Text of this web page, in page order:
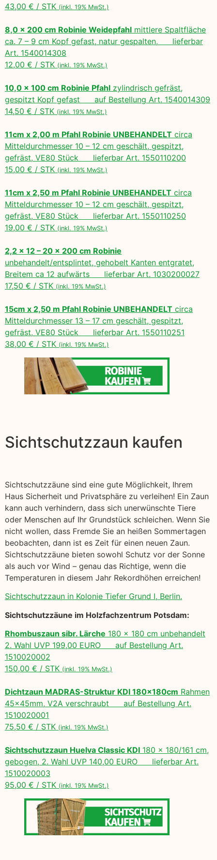
43,00 € / STK (inkl. 19% MwSt.)
8,0 x 200 cm Robinie Weidepfahl mittlere Spaltfläche
ca. 7 – 9 cm Kopf gefast, natur gespalten, lieferbar
Art. 1540014308
12,00 € / STK (inkl. 19% MwSt.)
10,0 x 100 cm Robinie Pfahl zylindrisch gefräst,
gespitzt Kopf gefast auf Bestellung Art. 1540014309
14,50 € / STK (inkl. 19% MwSt.)
11cm x 2,00 m Pfahl Robinie UNBEHANDELT circa
Mitteldurchmesser 10 – 12 cm geschält, gespitzt,
gefräst, VE80 Stück lieferbar Art. 1550110200
15,00 € / STK (inkl. 19% MwSt.)
11cm x 2,50 m Pfahl Robinie UNBEHANDELT circa
Mitteldurchmesser 10 – 12 cm geschält, gespitzt,
gefräst, VE80 Stück lieferbar Art. 1550110250
19,00 € / STK (inkl. 19% MwSt.)
2,2 x 12 – 20 x 200 cm Robinie
unbehandelt/entsplintet, gehobelt Kanten entgratet,
Breitem ca 12 aufwärts lieferbar Art. 1030200027
17,50 € / STK (inkl. 19% MwSt.)
15cm x 2,50 m Pfahl Robinie UNBEHANDELT circa
Mitteldurchmesser 13 – 17 cm geschält, gespitzt,
gefräst, VE80 Stück lieferbar Art. 1550110251
38,00 € / STK (inkl. 19% MwSt.)
Sichtschutzzaun kaufen
Sichtschutzzäune sind eine gute Möglichkeit, Ihrem
Haus Sicherheit und Privatsphäre zu verleihen! Ein Zaun
kann auch verhindern, dass sich unerwünschte Tiere
oder Menschen auf Ihr Grundstück schleichen. Wenn Sie
nicht wollen, dass Fremde Sie an heißen Sommertagen
beobachten, dann ist es Zeit für einen neuen Zaun.
Sichtschutzzäune bieten sowohl Schutz vor der Sonne
als auch vor Wind – genau das Richtige, wenn die
Temperaturen in diesem Jahr Rekordhöhen erreichen!
Sichtschutzzaun in Kolonie Tiefer Grund I, Berlin.
Sichtschutzzäune im Holzfachzentrum Potsdam:
Rhombuszaun sibr. Lärche 180 x 180 cm unbehandelt
2. Wahl UVP 199,00 EURO auf Bestellung Art.
1510020002
150,00 € / STK (inkl. 19% MwSt.)
Dichtzaun MADRAS-Struktur KDI 180x180cm Rahmen
45x45mm, V2A verschraubt auf Bestellung Art.
1510020001
75,50 € / STK (inkl. 19% MwSt.)
Sichtschutzzaun Huelva Classic KDI 180 x 180/161 cm,
gebogen, 2. Wahl UVP 140,00 EURO lieferbar Art.
1510020003
95,00 € / STK (inkl. 19% MwSt.)